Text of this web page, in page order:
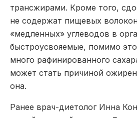
трансжирами. Кроме того,
не содержат пищевых
«медленных» углеводов в
быстроусвояемые, помимо
много рафинированного
может стать причиной
она.
Ранее врач-диетолог Инна